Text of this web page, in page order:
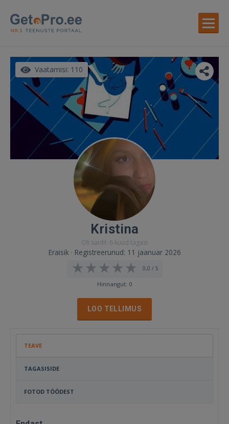
Vaatamisi: 110
Kristina
Oli saidil: 6 kuud tagasi
Eraisik · Registreerunud: 11 jaanuar 2026
0,0 / 5
Hinnangut: 0
LOO TELLIMUS
TEAVE
TAGASISIDE
FOTOD TÖÖDEST